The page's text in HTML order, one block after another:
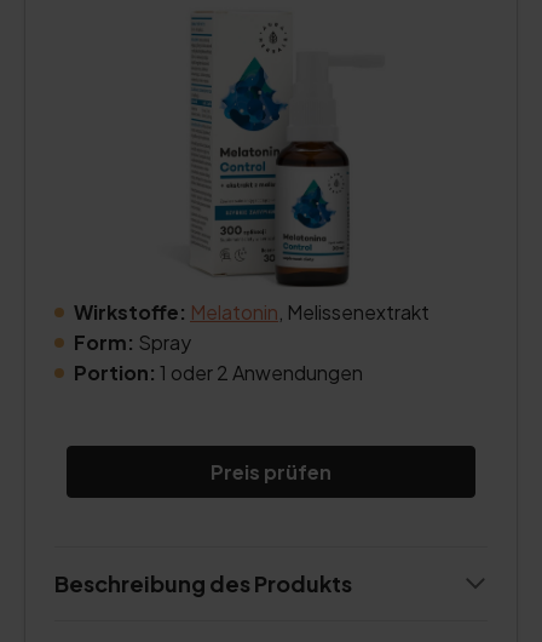
Wirkstoffe: Melatonin , Melissenextrakt
Form: Spray
Portion: 1 oder 2 Anwendungen
Preis prüfen
Beschreibung des Produkts